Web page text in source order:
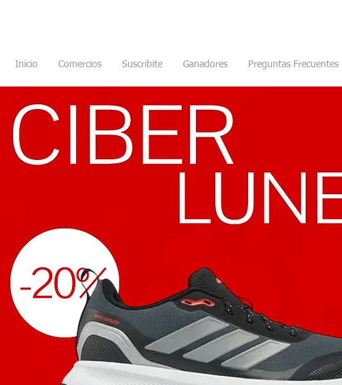
Inicio Comercios Suscribite Ganadores Preguntas Frecuentes
Nuevos championes Adidas